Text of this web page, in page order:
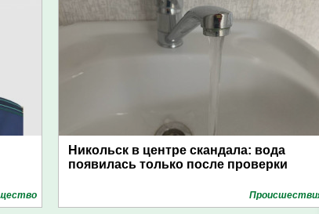
Никольск в центре скандала: вода
появилась только после проверки